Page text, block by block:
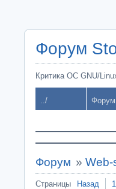
Форум
Критика ОС GNU/
../ Форум
Форум » Web-
Страницы Назад 1